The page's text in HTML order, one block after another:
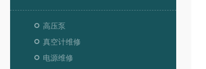
高压泵
真空计维修
电源维修